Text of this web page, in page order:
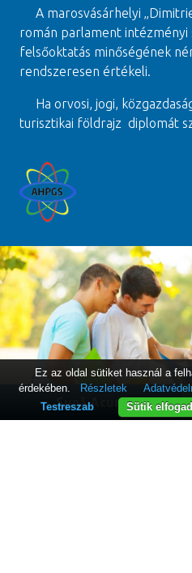
A marosvásárhelyi
román parlament intézményi
felsőoktatás minőségének
rendszeresen értékeli.
Ha orvosi, jogi,
turisztikai földrajz diplomát
Sună Acum
Ez az oldal sütiket használ a
érdekében.
Részletek
Sütik
Testreszab